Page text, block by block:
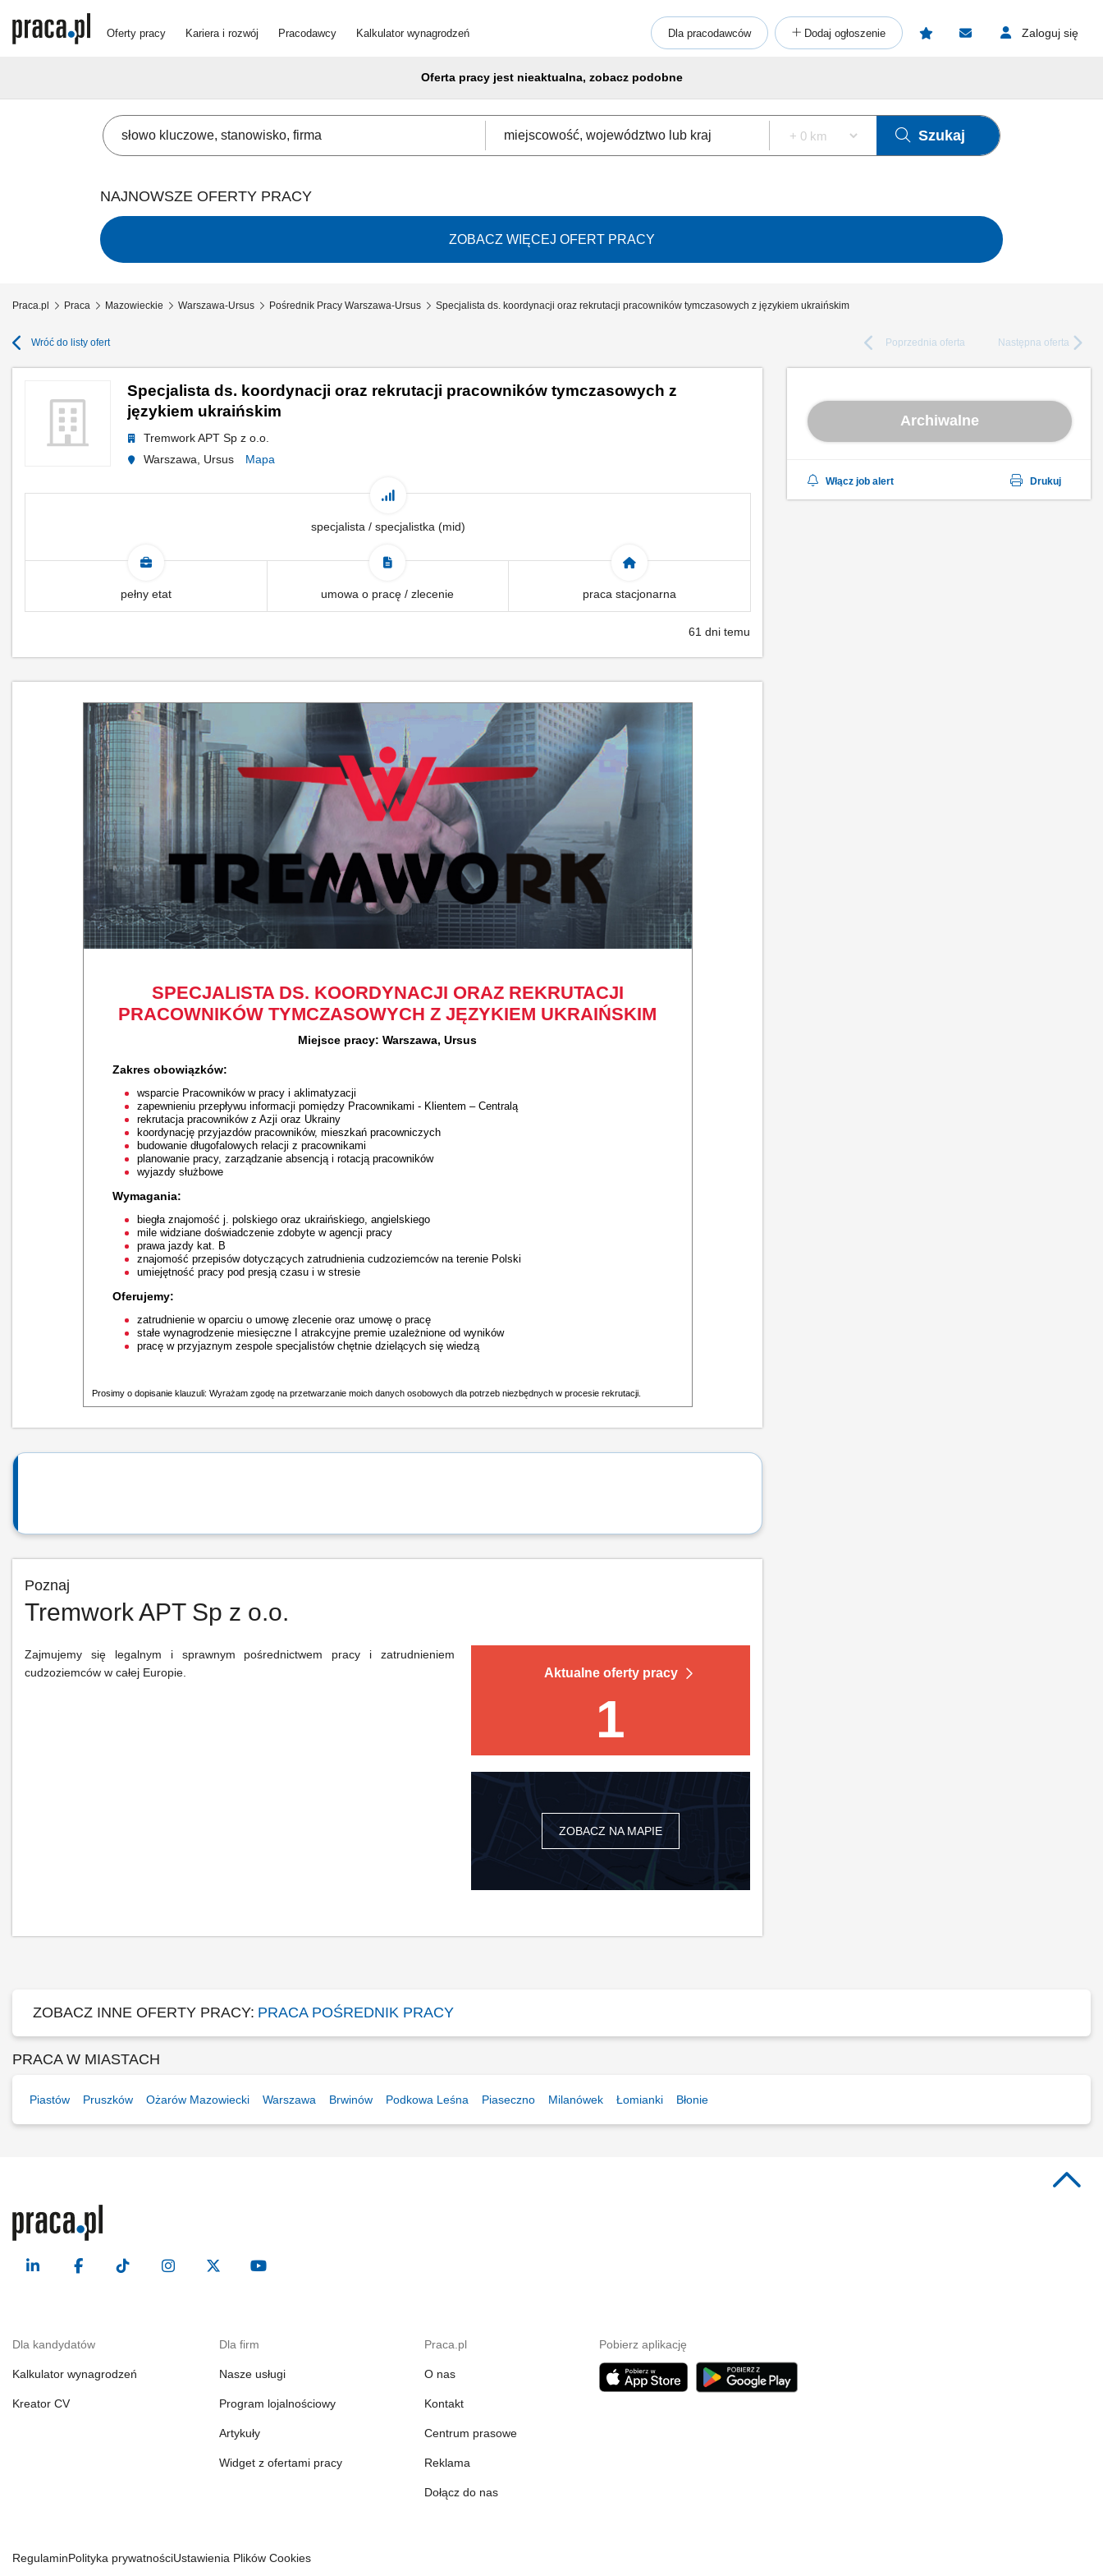
Oferty pracy Kariera i rozwój Pracodawcy Kalkulator wynagrodzeń Dla pracodawców Dodaj ogłoszenie Zaloguj się
Oferta pracy jest nieaktualna, zobacz podobne
Szukaj
NAJNOWSZE OFERTY PRACY
ZOBACZ WIĘCEJ OFERT PRACY
Praca.pl Praca Mazowieckie Warszawa-Ursus Pośrednik Pracy Warszawa-Ursus Specjalista ds. koordynacji oraz rekrutacji pracowników tymczasowych z językiem ukraińskim
Wróć do listy ofert Poprzednia oferta Następna oferta
Specjalista ds. koordynacji oraz rekrutacji pracowników tymczasowych z
językiem ukraińskim
Tremwork APT Sp z o.o.
Warszawa, Ursus
Mapa
specjalista / specjalistka (mid)
pełny etat umowa o pracę / zlecenie praca stacjonarna
61 dni temu
SPECJALISTA DS. KOORDYNACJI ORAZ REKRUTACJI
PRACOWNIKÓW TYMCZASOWYCH Z JĘZYKIEM UKRAIŃSKIM
Miejsce pracy: Warszawa, Ursus
Zakres obowiązków:
wsparcie Pracowników w pracy i aklimatyzacji
zapewnieniu przepływu informacji pomiędzy Pracownikami - Klientem – Centralą
rekrutacja pracowników z Azji oraz Ukrainy
koordynację przyjazdów pracowników, mieszkań pracowniczych
budowanie długofalowych relacji z pracownikami
planowanie pracy, zarządzanie absencją i rotacją pracowników
wyjazdy służbowe
Wymagania:
biegła znajomość j. polskiego oraz ukraińskiego, angielskiego
mile widziane doświadczenie zdobyte w agencji pracy
prawa jazdy kat. B
znajomość przepisów dotyczących zatrudnienia cudzoziemców na terenie Polski
umiejętność pracy pod presją czasu i w stresie
Oferujemy:
zatrudnienie w oparciu o umowę zlecenie oraz umowę o pracę
stałe wynagrodzenie miesięczne I atrakcyjne premie uzależnione od wyników
pracę w przyjaznym zespole specjalistów chętnie dzielących się wiedzą
Prosimy o dopisanie klauzuli: Wyrażam zgodę na przetwarzanie moich danych osobowych dla potrzeb niezbędnych w procesie rekrutacji.
Poznaj
Tremwork APT Sp z o.o.
Aktualne oferty pracy
1
ZOBACZ NA MAPIE
Zajmujemy się legalnym i sprawnym pośrednictwem pracy i zatrudnieniem
cudzoziemców w całej Europie.
Archiwalne
Włącz job alert Drukuj
ZOBACZ INNE OFERTY PRACY: PRACA POŚREDNIK PRACY
PRACA W MIASTACH
Piastów Pruszków Ożarów Mazowiecki Warszawa Brwinów Podkowa Leśna Piaseczno Milanówek Łomianki Błonie
Dla kandydatów
Kalkulator wynagrodzeń
Kreator CV
Dla firm
Nasze usługi
Program lojalnościowy
Artykuły
Widget z ofertami pracy
Praca.pl
O nas
Kontakt
Centrum prasowe
Reklama
Dołącz do nas
Pobierz aplikację
RegulaminPolityka prywatnościUstawienia Plików Cookies